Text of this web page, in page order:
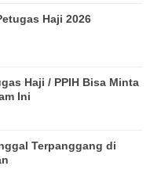
Haji 2026
Haji / PPIH Bisa Minta
Ini
Terpanggang di